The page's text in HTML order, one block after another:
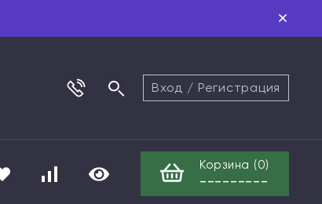
Вход / Регистрация
Корзина (0)
---------